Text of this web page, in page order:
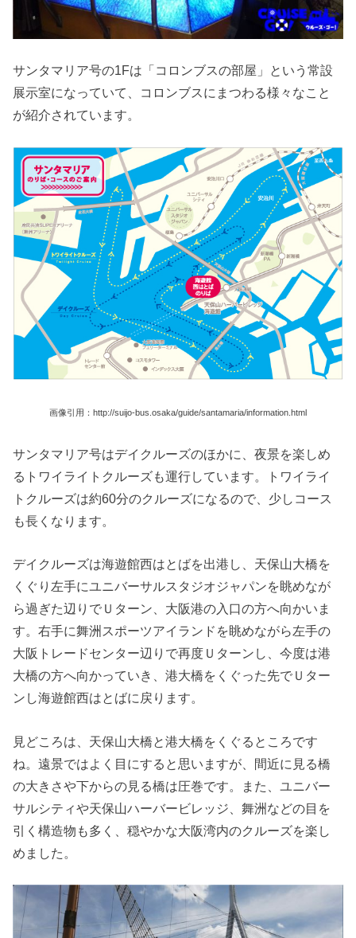
サンタマリア号の1Fは「コロンブスの部屋」という常設
展示室になっていて、コロンブスにまつわる様々なこと
が紹介されています。
画像引用：http://suijo-bus.osaka/guide/santamaria/information.html
サンタマリア号はデイクルーズのほかに、夜景を楽しめ
るトワイライトクルーズも運行しています。トワイライ
トクルーズは約60分のクルーズになるので、少しコース
も長くなります。
デイクルーズは海遊館西はとばを出港し、天保山大橋を
くぐり左手にユニバーサルスタジオジャパンを眺めなが
ら過ぎた辺りでＵターン、大阪港の入口の方へ向かいま
す。右手に舞洲スポーツアイランドを眺めながら左手の
大阪トレードセンター辺りで再度Ｕターンし、今度は港
大橋の方へ向かっていき、港大橋をくぐった先でＵター
ンし海遊館西はとばに戻ります。
見どころは、天保山大橋と港大橋をくぐるところです
ね。遠景ではよく目にすると思いますが、間近に見る橋
の大きさや下からの見る橋は圧巻です。また、ユニバー
サルシティや天保山ハーバービレッジ、舞洲などの目を
引く構造物も多く、穏やかな大阪湾内のクルーズを楽し
めました。